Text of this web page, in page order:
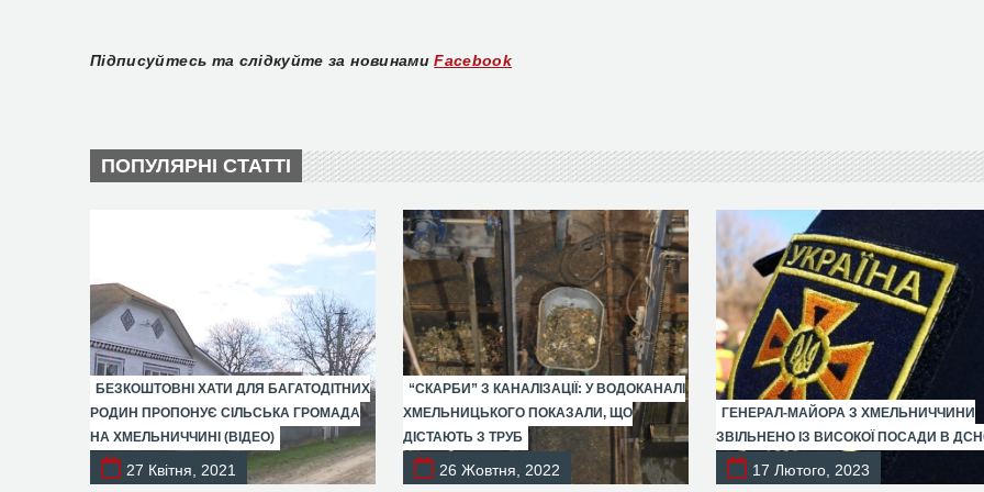
Підписуйтесь та слідкуйте за новинами Facebook
ПОПУЛЯРНІ СТАТТІ
БЕЗКОШТОВНІ ХАТИ ДЛЯ БАГАТОДІТНИХ
РОДИН ПРОПОНУЄ СІЛЬСЬКА ГРОМАДА
НА ХМЕЛЬНИЧЧИНІ (ВІДЕО)
27 Квітня, 2021
“СКАРБИ” З КАНАЛІЗАЦІЇ: У ВОДОКАНАЛІ
ХМЕЛЬНИЦЬКОГО ПОКАЗАЛИ, ЩО
ДІСТАЮТЬ З ТРУБ
26 Жовтня, 2022
ГЕНЕРАЛ-МАЙОРА З ХМЕЛЬНИЧЧИНИ
ЗВІЛЬНЕНО ІЗ ВИСОКОЇ ПОСАДИ В
17 Лютого, 2023